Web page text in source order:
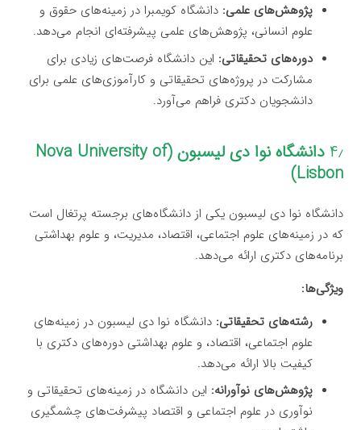
پژوهش‌های علمی: دانشگاه کویمبرا در زمینه‌های حقوق و
علوم انسانی، پژوهش‌های علمی پیشرفته‌ای انجام می‌دهد.
دوره‌های تحقیقاتی: این دانشگاه فرصت‌های زیادی برای
مشارکت در پروژه‌های تحقیقاتی و کارآموزی‌های علمی برای
دانشجویان دکتری فراهم می‌آورد.
۴٫
دانشگاه نوا دی لیسبون (Nova University of
Lisbon)
دانشگاه نوا دی لیسبون یکی از دانشگاه‌های برجسته پرتغال است
که در زمینه‌های علوم اجتماعی، اقتصاد، مدیریت، و علوم بهداشتی
برنامه‌های دکتری ارائه می‌دهد.
ویژگی‌ها:
رشته‌های تحقیقاتی: دانشگاه نوا دی لیسبون در زمینه‌های
علوم اجتماعی، اقتصاد، و علوم بهداشتی دوره‌های دکتری با
کیفیت بالا ارائه می‌دهد.
پژوهش‌های نوآورانه: این دانشگاه در زمینه‌های تحقیقاتی و
نوآوری در علوم اجتماعی و اقتصاد پیشرفت‌های چشمگیری